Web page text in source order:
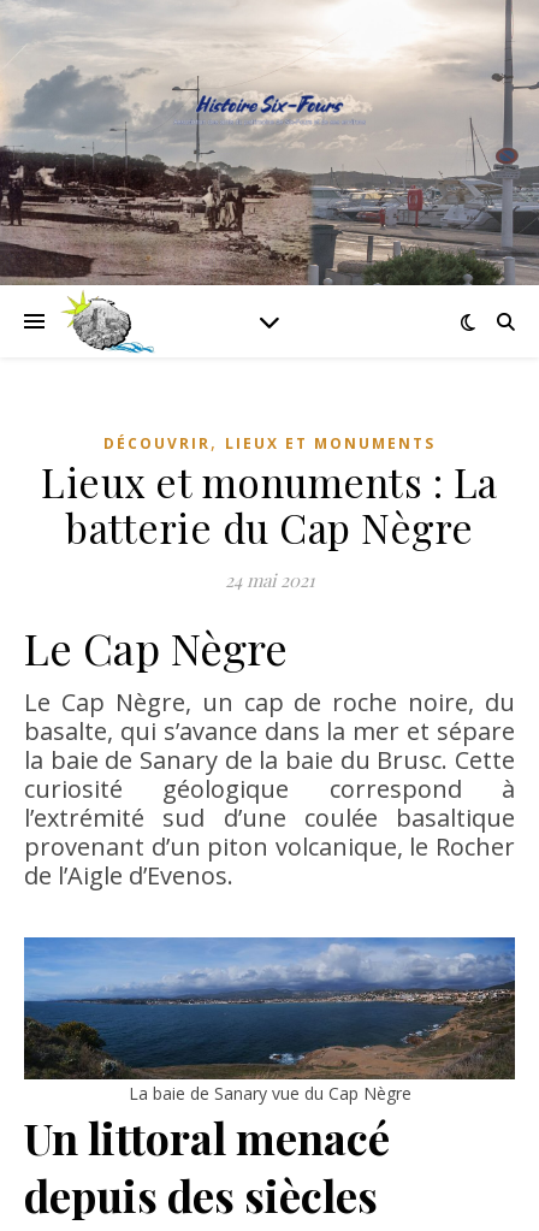
DÉCOUVRIR, LIEUX ET MONUMENTS
Lieux et monuments : La
batterie du Cap Nègre
24 mai 2021
Le Cap Nègre
Le Cap Nègre, un cap de roche noire, du
basalte, qui s’avance dans la mer et sépare
la baie de Sanary de la baie du Brusc. Cette
curiosité géologique correspond à
l’extrémité sud d’une coulée basaltique
provenant d’un piton volcanique, le Rocher
de l’Aigle d’Evenos.
La baie de Sanary vue du Cap Nègre
Un littoral menacé
depuis des siècles